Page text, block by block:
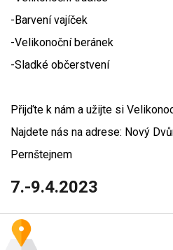
-Barvení vajíček
-Velikonoční beránek
-Sladké občerstvení
Přijďte k nám a užijte si
Najdete nás na adrese: Nový
Pernštejnem
7.-9.4.2023